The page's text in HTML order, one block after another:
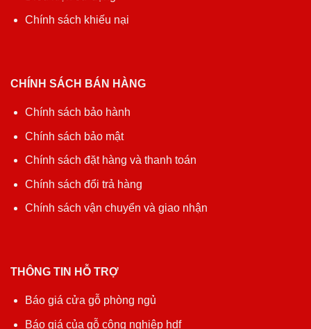
Chính sách khiếu nại
CHÍNH SÁCH BÁN HÀNG
Chính sách bảo hành
Chính sách bảo mật
Chính sách đặt hàng và thanh toán
Chính sách đổi trả hàng
Chính sách vận chuyển và giao nhận
THÔNG TIN HỖ TRỢ
Báo giá cửa gỗ phòng ngủ
Báo giá của gỗ công nghiệp hdf